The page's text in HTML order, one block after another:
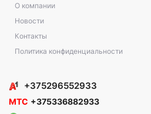
О компании
Новости
Контакты
Политика конфиденциальности
+375296552933
МТС +375336882933